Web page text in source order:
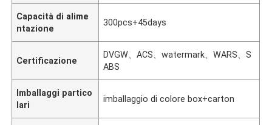
Capacità di alime
ntazione
300pcs+45days
Certificazione
DVGW、ACS、watermark、WARS、S
ABS
Imballaggi partico
lari
imballaggio di colore box+carton